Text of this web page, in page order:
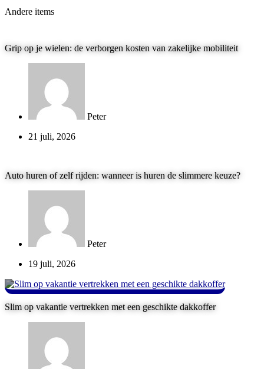
Andere items
Grip op je wielen: de verborgen kosten van zakelijke mobiliteit
Peter
21 juli, 2026
Auto huren of zelf rijden: wanneer is huren de slimmere keuze?
Peter
19 juli, 2026
Slim op vakantie vertrekken met een geschikte dakkoffer